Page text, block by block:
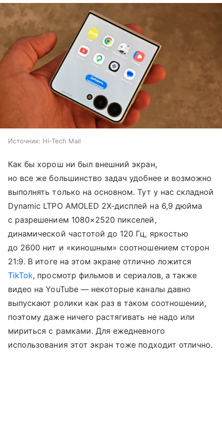
Источник: Hi-Tech Mail
Как бы хорош ни был внешний экран,
но все же большинство задач удобнее и возможно
выполнять только на основном. Тут у нас складной
Dynamic LTPO AMOLED 2X-дисплей на 6,9 дюйма
с разрешением 1080×2520 пикселей,
динамической частотой до 120 Гц, яркостью
до 2600 нит и «киношным» соотношением сторон
21:9. В итоге на этом экране отлично ложится
TikTok, просмотр фильмов и сериалов, а также
видео на YouTube — некоторые каналы давно
выпускают ролики как раз в таком соотношении,
поэтому даже ничего растягивать не надо или
мириться с рамками. Для ежедневного
использования этот экран тоже подходит отлично.